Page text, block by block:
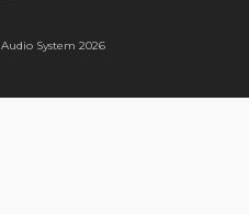
System 2026